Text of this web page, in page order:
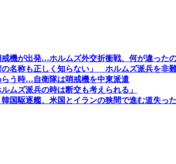
機が出発…ホルムズ外交折衝戦、何が違った
の名称も正しく知らない」 ホルムズ派兵を非
う時…自衛隊は哨戒機を中東派遣
ムズ派兵の時は断交も考えられる」
国駆逐艦、米国とイランの狭間で進む道失った